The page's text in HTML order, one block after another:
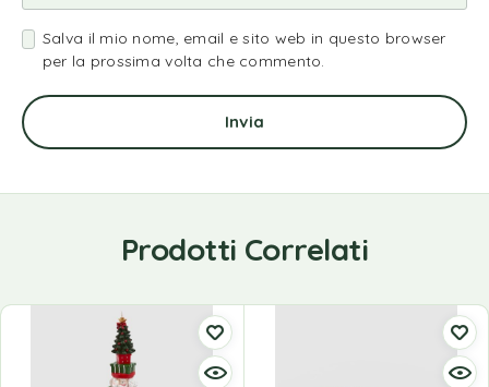
Salva il mio nome, email e sito web in questo browser
per la prossima volta che commento.
Prodotti Correlati